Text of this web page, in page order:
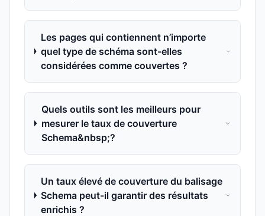
Les pages qui contiennent n’importe
quel type de schéma sont-elles
considérées comme couvertes ?
Quels outils sont les meilleurs pour
mesurer le taux de couverture
Schema&nbsp;?
Un taux élevé de couverture du balisage
Schema peut-il garantir des résultats
enrichis ?